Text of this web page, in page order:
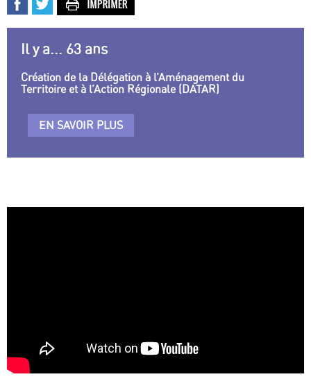
Il y a... 63 ans
Création de la Délégation à l’Aménagement du
Territoire et à l’Action Régionale (DATAR)
EN SAVOIR PLUS